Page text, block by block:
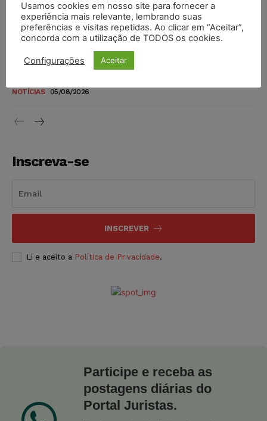
Justiça de SP rejeita ação da família de Alexandre de
Moraes contra senador Alessandro Vieira
NOTÍCIAS 05/08/2026
Conselho Nacional de Justiça determina afastamento da
NOTÍCIAS 05/08/2026
Inscreva-se
INSCREVER
Li e aceito a Política de Privacidade.
Participe e receba as
postagens diárias do
Portal Juristas.
Usamos cookies em nosso site para fornecer a
experiência mais relevante, lembrando suas
preferências e visitas repetidas. Ao clicar em “Aceitar”,
concorda com a utilização de TODOS os cookies.
Configurações Aceitar